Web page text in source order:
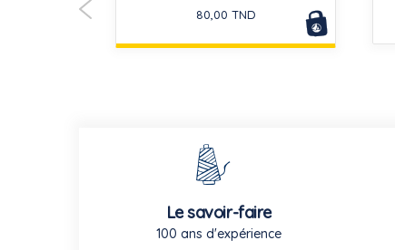
80,00 TND
Le savoir-faire
100 ans d'expérience